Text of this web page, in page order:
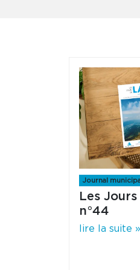
Journal
Les
n°44
lire la suite »